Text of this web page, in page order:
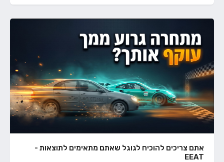
אתם צריכים להוכיח לגוגל שאתם מתאימים לתוצאות -
EEAT